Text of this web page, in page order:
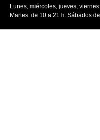
Lunes, miércoles, jueves,
Martes: de 10 a 21 h. Sábados